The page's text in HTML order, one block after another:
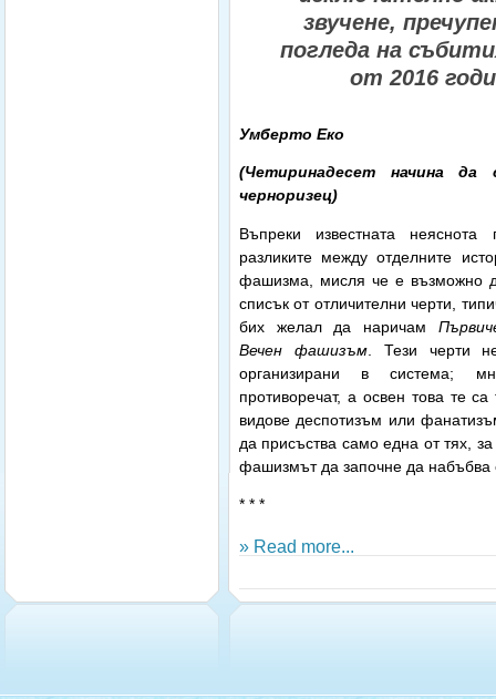
звучене,
погледа на
от 2016
Умберто Еко
(Четиринадесет начина да
черноризец)
Въпреки известната
разликите между отделните
фашизма, мисля че е възможно
списък от отличителни черти,
бих желал да наричам
Вечен
фашизъм. Тези черти
организирани в система;
противоречат, а освен това те
видове деспотизъм или
да присъства само една от тях,
фашизмът да започне да набъбва
* * *
» Read more...